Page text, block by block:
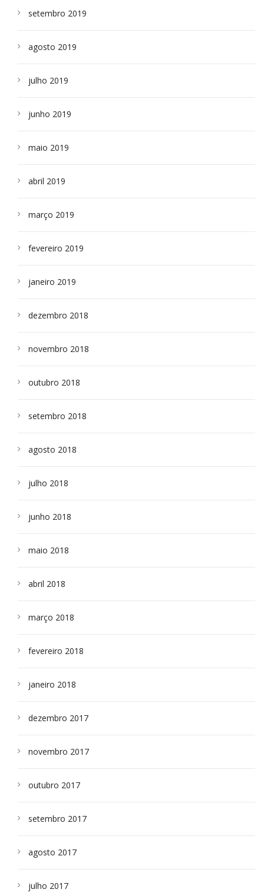
setembro 2019
agosto 2019
julho 2019
junho 2019
maio 2019
abril 2019
março 2019
fevereiro 2019
janeiro 2019
dezembro 2018
novembro 2018
outubro 2018
setembro 2018
agosto 2018
julho 2018
junho 2018
maio 2018
abril 2018
março 2018
fevereiro 2018
janeiro 2018
dezembro 2017
novembro 2017
outubro 2017
setembro 2017
agosto 2017
julho 2017